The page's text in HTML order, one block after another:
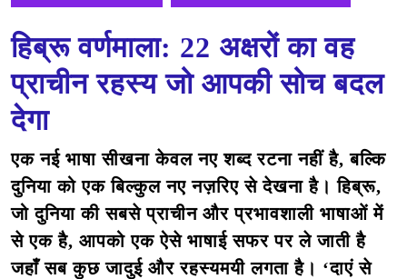
हिब्रू वर्णमाला: 22 अक्षरों का वह
प्राचीन रहस्य जो आपकी सोच बदल
देगा
एक नई भाषा सीखना केवल नए शब्द रटना नहीं है, बल्कि
दुनिया को एक बिल्कुल नए नज़रिए से देखना है। हिब्रू,
जो दुनिया की सबसे प्राचीन और प्रभावशाली भाषाओं में
से एक है, आपको एक ऐसे भाषाई सफर पर ले जाती है
जहाँ सब कुछ जादुई और रहस्यमयी लगता है। ‘दाएं से